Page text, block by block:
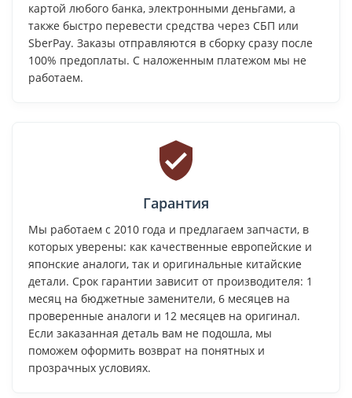
картой любого банка, электронными деньгами, а
также быстро перевести средства через СБП или
SberPay. Заказы отправляются в сборку сразу после
100% предоплаты. С наложенным платежом мы не
работаем.
Гарантия
Мы работаем с 2010 года и предлагаем запчасти, в
которых уверены: как качественные европейские и
японские аналоги, так и оригинальные китайские
детали. Срок гарантии зависит от производителя: 1
месяц на бюджетные заменители, 6 месяцев на
проверенные аналоги и 12 месяцев на оригинал.
Если заказанная деталь вам не подошла, мы
поможем оформить возврат на понятных и
прозрачных условиях.